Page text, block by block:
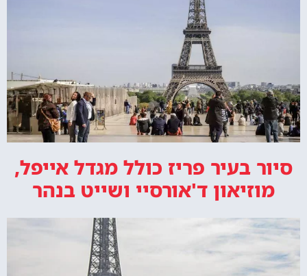
סיור בעיר פריז כולל מגדל אייפל,
מוזיאון ד'אורסיי ושייט בנהר